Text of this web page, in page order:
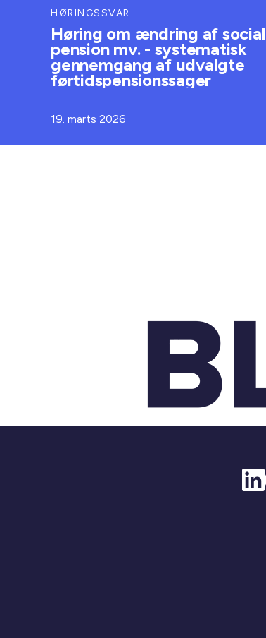
HØRINGSSVAR
Høring om ændring af social
pension mv. - systematisk
gennemgang af udvalgte
førtidspensionssager
19. marts 2026